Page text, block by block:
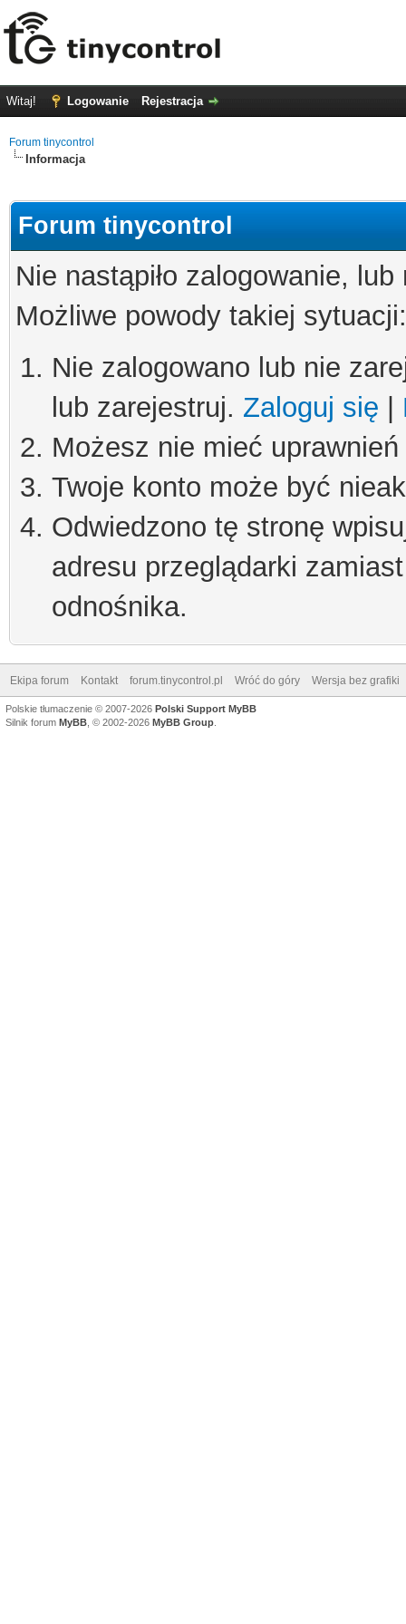
Witaj! Logowanie Rejestracja
Forum tinycontrol
Informacja
Forum tinycontrol
Nie nastąpiło zalogowanie,
Możliwe powody takiej sytuacji:
Nie zalogowano lub nie
lub zarejestruj. Zaloguj się
Możesz nie mieć
Twoje konto może być
Odwiedzono tę stronę
adresu przeglądarki
odnośnika.
Ekipa forum Kontakt forum.tinycontrol.pl Wróć do góry Wersja bez grafiki
Polskie tłumaczenie © 2007-2026 Polski Support MyBB
Silnik forum MyBB , © 2002-2026 MyBB Group